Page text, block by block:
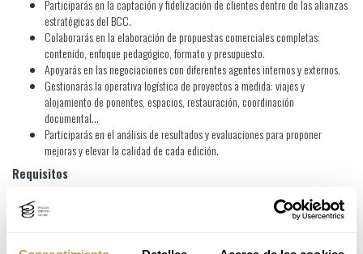
Participarás en la captación y fidelización de clientes dentro de las alianzas
estratégicas del BCC.
Colaborarás en la elaboración de propuestas comerciales completas:
contenido, enfoque pedagógico, formato y presupuesto.
Apoyarás en las negociaciones con diferentes agentes internos y externos.
Gestionarás la operativa logística de proyectos a medida: viajes y
alojamiento de ponentes, espacios, restauración, coordinación
documental…
Participarás en el análisis de resultados y evaluaciones para proponer
mejoras y elevar la calidad de cada edición.
Requisitos
¿Te sientes identificado-a con las siguientes características?
Formación Profesional de Grado Superior en Gestión Comercial, Comercio